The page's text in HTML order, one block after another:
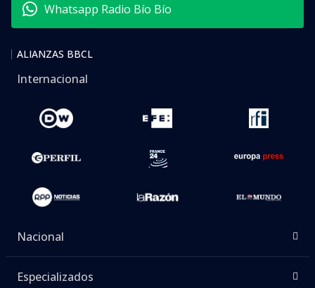
Whatsapp Radio Bío Bío
ALIANZAS BBCL
Internacional
Nacional
Especializados